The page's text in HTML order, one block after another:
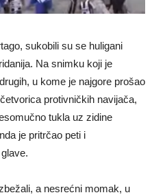
sukobili su se huligani
Na snimku koji je
u kome je najgore prošao
protivničkih navijača,
tukla uz zidine
je pritrčao peti i
a nesrećni momak, u